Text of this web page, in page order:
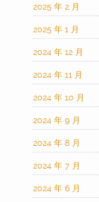
2025 年 2 月
2025 年 1 月
2024 年 12 月
2024 年 11 月
2024 年 10 月
2024 年 9 月
2024 年 8 月
2024 年 7 月
2024 年 6 月